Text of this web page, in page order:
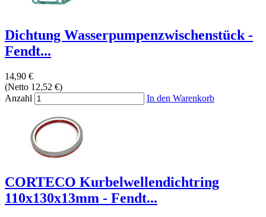
Dichtung Wasserpumpenzwischenstück -
Fendt...
14,90 €
(Netto 12,52 €)
Anzahl
In den Warenkorb
CORTECO Kurbelwellendichtring
110x130x13mm - Fendt...